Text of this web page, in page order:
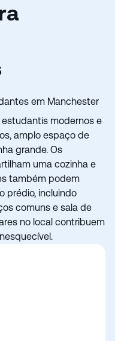
em Manchester
modernos e
amplo espaço de
grande. Os
uma cozinha e
também podem
prédio, incluindo
comuns e sala de
no local contribuem